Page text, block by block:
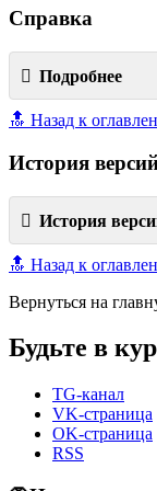
Справка
Подробнее
🔝 Назад к
История
История
🔝 Назад к
Вернуться на
Будьте в
TG-канал
VK-страница
OK-страница
RSS